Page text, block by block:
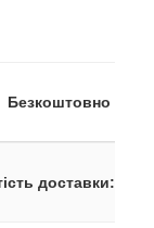
Безкоштовно
доставки: